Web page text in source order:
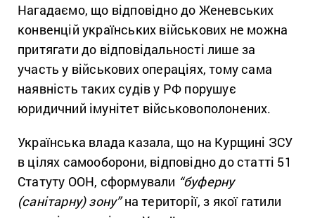
Нагадаємо, що відповідно до Женевських
конвенцій українських військових не можна
притягати до відповідальності лише за
участь у військових операціях, тому сама
наявність таких судів у РФ порушує
юридичний імунітет військовополонених.
Українська влада казала, що на Курщині ЗСУ
в цілях самооборони, відповідно до статті 51
Статуту ООН, сформували “буферну
(санітарну) зону”на території, з якої гатили